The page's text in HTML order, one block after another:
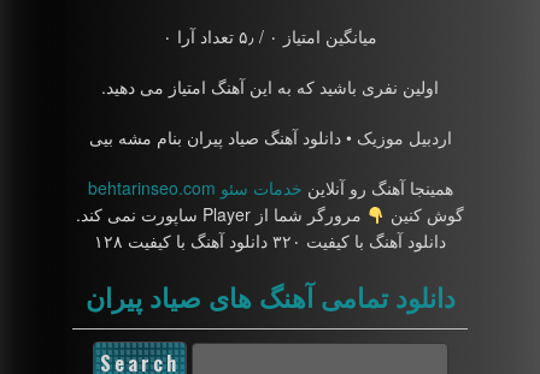
میانگین امتیاز ۰ / ۵٫ تعداد آرا ۰
اولین نفری باشید که به این آهنگ امتیاز می دهید.
اردبیل موزیک • دانلود آهنگ صیاد پیران بنام مشه بیی
همینجا آهنگ رو آنلاین خدمات سئو behtarinseo.com
گوش کنین
مرورگر شما از Player ساپورت نمی کند.
دانلود آهنگ با کیفیت ۳۲۰ دانلود آهنگ با کیفیت ۱۲۸
دانلود تمامی آهنگ های صیاد پیران